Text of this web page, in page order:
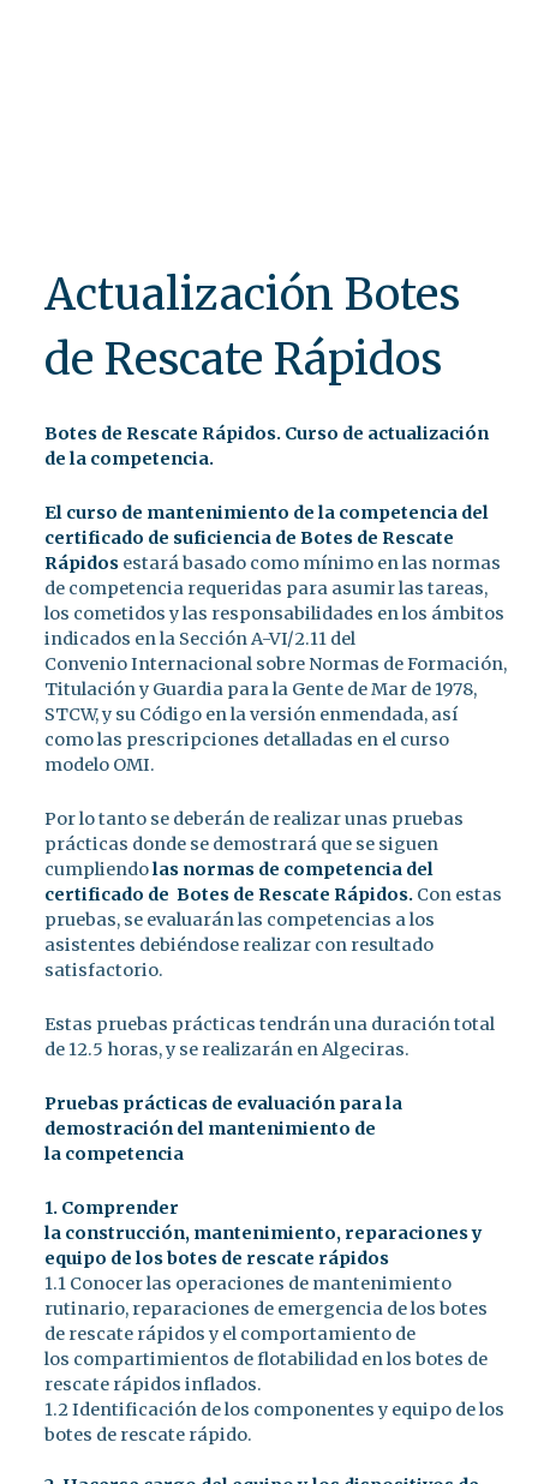
Actualización Botes
de Rescate Rápidos
Botes de Rescate Rápidos. Curso de actualización
de la competencia.
El curso de mantenimiento de la competencia del
certificado de suficiencia de Botes de Rescate
Rápidos estará basado como mínimo en las normas
de competencia requeridas para asumir las tareas,
los cometidos y las responsabilidades en los ámbitos
indicados en la Sección A-VI/2.11 del
Convenio Internacional sobre Normas de Formación,
Titulación y Guardia para la Gente de Mar de 1978,
STCW, y su Código en la versión enmendada, así
como las prescripciones detalladas en el curso
modelo OMI.
Por lo tanto se deberán de realizar unas pruebas
prácticas donde se demostrará que se siguen
cumpliendolas normas de competencia del
certificado de Botes de Rescate Rápidos. Con estas
pruebas, se evaluarán las competencias a los
asistentes debiéndose realizar con resultado
satisfactorio.
Estas pruebas prácticas tendrán una duración total
de 12.5 horas, y se realizarán en Algeciras.
Pruebas prácticas de evaluación para la
demostración del mantenimiento de
la competencia
1. Comprender
la construcción, mantenimiento, reparaciones y
equipo de los botes de rescate rápidos
1.1 Conocer las operaciones de mantenimiento
rutinario, reparaciones de emergencia de los botes
de rescate rápidos y el comportamiento de
los compartimientos de flotabilidad en los botes de
rescate rápidos inflados.
1.2 Identificación de los componentes y equipo de los
botes de rescate rápido.